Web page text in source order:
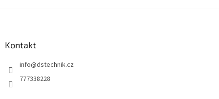
Kontakt
info@dstechnik.cz
777338228